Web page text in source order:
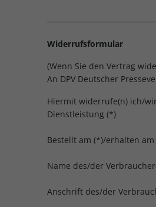
Widerrufsformular
(Wenn Sie den Vertrag
An DPV Deutscher
Hiermit widerrufe(n) ich/
Dienstleistung (*)
Bestellt am (*)/erhalten am
Name des/der
Anschrift des/der